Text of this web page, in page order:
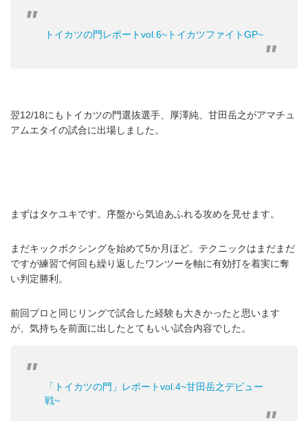
トイカツの門レポートvol.6~トイカツファイトGP~
翌12/18にもトイカツの門選抜選手、厚澤純、甘田岳之がアマチュ
アムエタイの試合に出場しました。
まずはタケユキです。序盤から気迫あふれる攻めを見せます。
まだキックボクシングを始めて5か月ほど。テクニックはまだまだ
ですが練習で何回も繰り返したワンツーを軸に有効打を着実に奪
い判定勝利。
前回プロと同じリングで試合した経験も大きかったと思います
が、気持ちを前面に出したとてもいい試合内容でした。
「トイカツの門」レポートvol.4~甘田岳之デビュー
戦~